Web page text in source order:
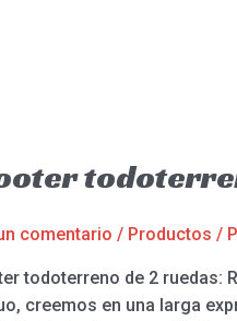
comentario / Productos /
todoterreno de 2 ruedas:
creemos en una larga